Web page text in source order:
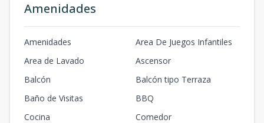
Amenidades
Amenidades
Area De Juegos Infantiles
Area de Lavado
Ascensor
Balcón
Balcón tipo Terraza
Baño de Visitas
BBQ
Cocina
Comedor